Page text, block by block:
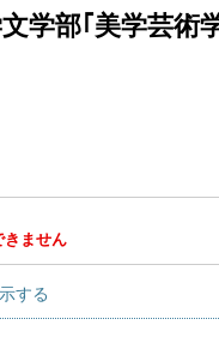
学部｢美学芸術
きません
する